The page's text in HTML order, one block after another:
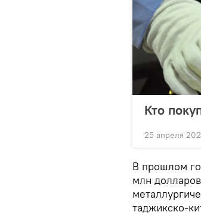
Кто
25 апреля
В прошлом
млн
таджикско-